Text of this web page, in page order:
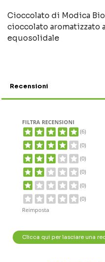
Cioccolato di Modica
cioccolato aromatizzato
equosolidale
Recensioni
FILTRA RECENSIONI
(6)
(0)
(0)
(0)
(0)
(0)
Reimposta
Clicca qui per lasciare una